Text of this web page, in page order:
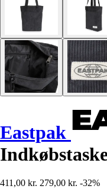
Eastpak
411,00 kr. 279,00 kr. -32%